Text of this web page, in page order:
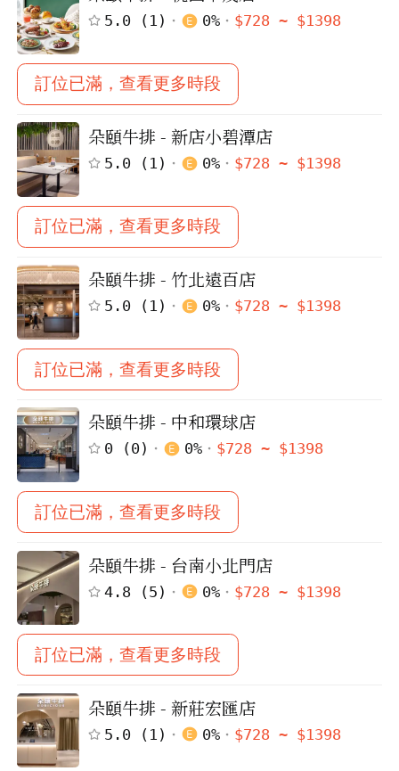
5.0 ( 1 ) 0% $728 ~ $1398
訂位已滿，查看更多時段
朵頤牛排 - 新店小碧潭店
5.0 ( 1 ) 0% $728 ~ $1398
訂位已滿，查看更多時段
朵頤牛排 - 竹北遠百店
5.0 ( 1 ) 0% $728 ~ $1398
訂位已滿，查看更多時段
朵頤牛排 - 中和環球店
0 (0 ) 0% $728 ~ $1398
訂位已滿，查看更多時段
朵頤牛排 - 台南小北門店
4.8 (5 ) 0% $728 ~ $1398
訂位已滿，查看更多時段
朵頤牛排 - 新莊宏匯店
5.0 ( 1 ) 0% $728 ~ $1398